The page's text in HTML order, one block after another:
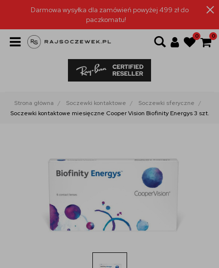
Darmowa wysyłka dla zamówień powyżej 499 zł do
paczkomatu!
0 0
Strona główna Soczewki kontaktowe
Soczewki sferyczne
Soczewki kontaktowe miesięczne Cooper Vision Biofinity Energys 3 szt.